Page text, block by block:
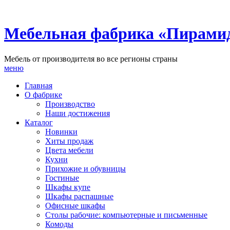
Мебельная фабрика
Мебель от производителя во все регионы страны
меню
Главная
О фабрике
Производство
Наши достижения
Каталог
Новинки
Хиты продаж
Цвета мебели
Кухни
Прихожие и обувницы
Гостиные
Шкафы купе
Шкафы распашные
Офисные шкафы
Столы рабочие: компьютерные и письменные
Комоды